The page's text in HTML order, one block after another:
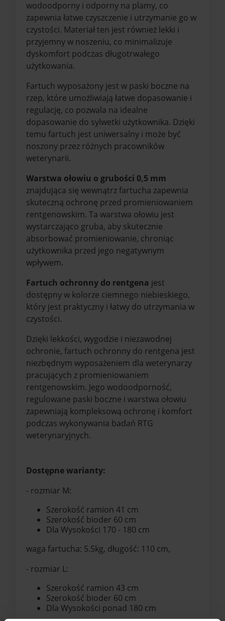
wodoodporny i odporny na plamy, co
zapewnia łatwe czyszczenie i utrzymanie go w
czystości. Materiał ten jest również lekki i
przyjemny w noszeniu, co minimalizuje
dyskomfort podczas długotrwałego
użytkowania.
Fartuch wyposażony jest w paski boczne na
rzep, które umożliwiają łatwe dopasowanie i
regulację, co pozwala na idealne
dopasowanie do sylwetki użytkownika. Dzięki
temu fartuch jest uniwersalny i może być
noszony przez różnych pracowników
weterynarii.
Warstwa ołowiu o grubości 0,5 mm
znajdująca się wewnątrz fartucha zapewnia
skuteczną ochronę przed promieniowaniem
rentgenowskim. Ta warstwa ołowiu jest
wystarczająco gruba, aby skutecznie
absorbować promieniowanie, chroniąc
użytkownika przed jego negatywnym
wpływem.
Fartuch ochronny do rentgena jest
dostępny w kolorze ciemnego niebieskiego,
który jest praktyczny i łatwy do utrzymania w
czystości.
Dzięki lekkości, wygodzie i niezawodnej
ochronie, fartuch ochronny do rentgena jest
niezbędnym wyposażeniem dla weterynarzy
pracujących z promieniowaniem
rentgenowskim. Jego wodoodporność,
regulowane paski boczne i warstwa ołowiu
zapewniają kompleksową ochronę i komfort
podczas wykonywania badań RTG
weterynaryjnych.
Dostępne warianty:
- rozmiar M:
Szerokość ramion 41 cm
Szerokość bioder 60 cm
Dla Wysokości 170 - 180 cm
waga fartucha: 5.5kg, długość: 110 cm,
- rozmiar L:
Szerokość ramion 43 cm
Szerokość bioder 60 cm
Dla Wysokości ponad 180 cm